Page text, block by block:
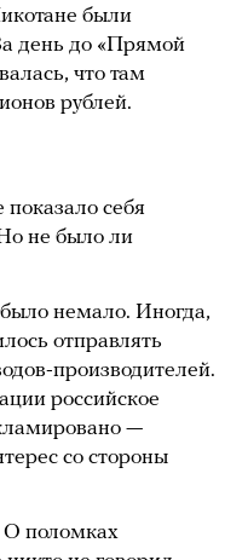
были
день до «Прямой
что там
рублей.
показало себя
не было ли
немало. Иногда,
отправлять
производителей.
российское
—
со стороны
О поломках